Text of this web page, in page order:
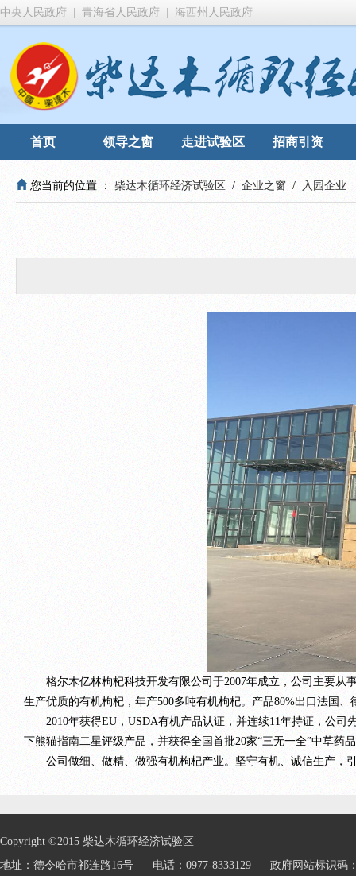
中央人民政府 青海省人民政府 海西州人民政府
首页 领导之窗 走进试验区 招商引资
您当前的位置 ： 柴达木循环经济试验区 / 企业之窗 / 入园企业
格尔木亿林枸杞科技开发有限公司于2007年成立，公司主要从
生产优质的有机枸杞，年产500多吨有机枸杞。产品80%出口法国
2010年获得EU，USDA有机产品认证，并连续11年持证，公司
下熊猫指南二星评级产品，并获得全国首批20家“三无一全”中草药
公司做细、做精、做强有机枸杞产业。坚守有机、诚信生产，
Copyright ©2015 柴达木循环经济试验区
地址：德令哈市祁连路16号 电话：0977-8333129 政府网站标识码：